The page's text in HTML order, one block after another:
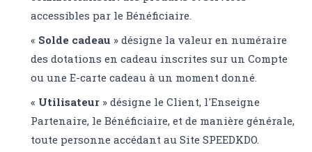
accessibles par le Bénéficiaire.
« Solde cadeau » désigne la valeur en numéraire
des dotations en cadeau inscrites sur un Compte
ou une E-carte cadeau à un moment donné.
« Utilisateur » désigne le Client, l'Enseigne
Partenaire, le Bénéficiaire, et de manière générale,
toute personne accédant au Site SPEEDKDO.